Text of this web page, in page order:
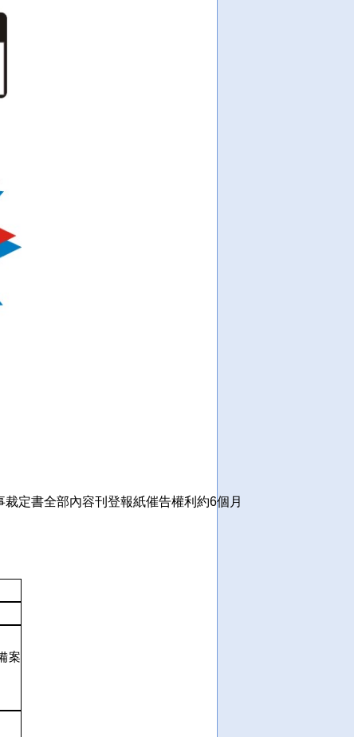
裁定書全部內容刊登報紙催告權利約6個月
案